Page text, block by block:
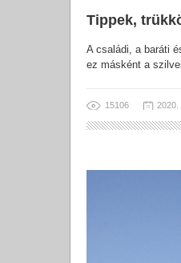
Tippek,
A családi, a baráti
ez másként a
15106 2020.